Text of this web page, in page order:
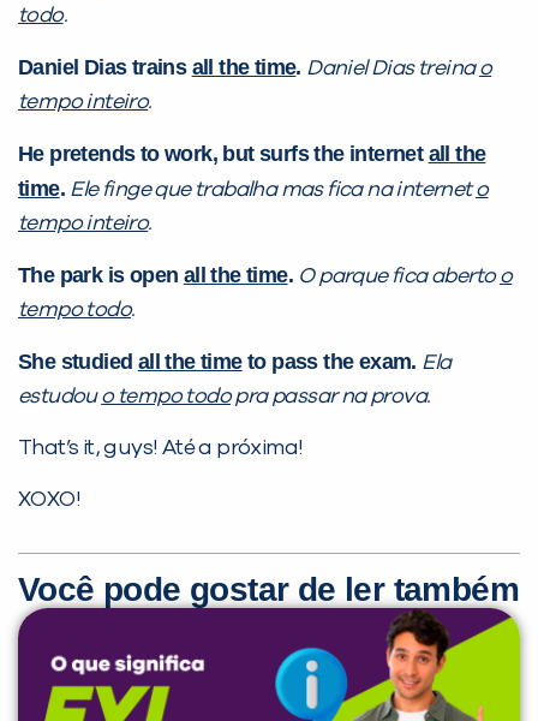
todo.
Daniel Dias trains all the time. Daniel Dias treinao
tempo inteiro.
He pretends to work, but surfs the internet all the
time. Ele finge que trabalha mas fica na interneto
tempo inteiro.
The park is open all the time. O parque fica abertoo
tempo todo.
She studied all the timeto pass the exam. Ela
estudouo tempo todopra passar na prova.
That’s it, guys! Até a próxima!
XOXO!
Você pode gostar de ler também